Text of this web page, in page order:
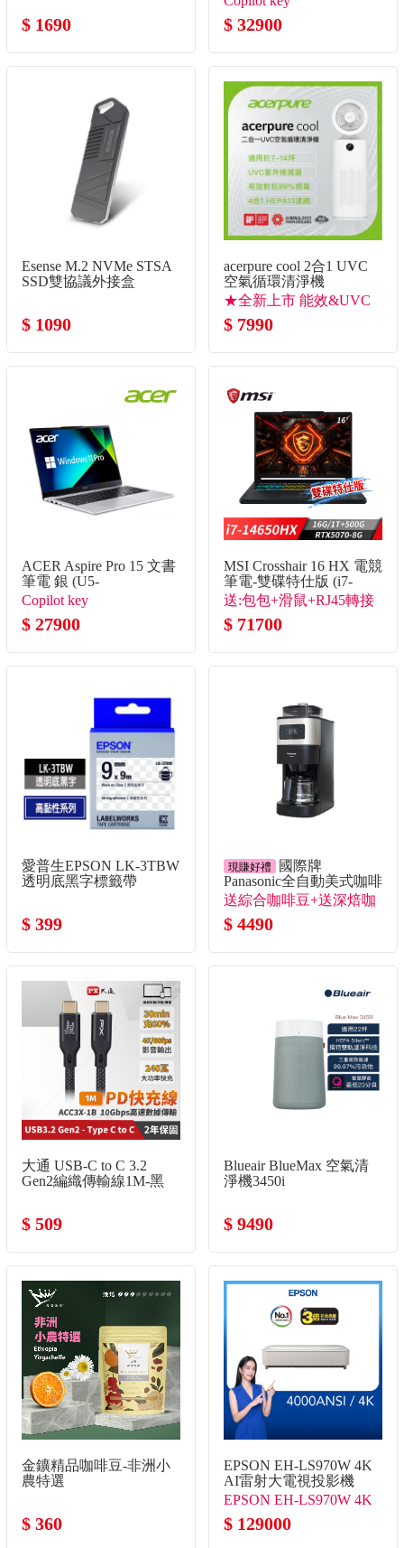
$ 1690
SSD/W11P)
$ 32900
Esense M.2 NVMe STSA
SSD雙協議外接盒
$ 1090
acerpure cool 2合1 UVC
空氣循環清淨機
★全新上市 能效&UVC
滅菌升級 ★
$ 7990
ACER Aspire Pro 15 文書
筆電 銀 (U5-
125H/8G+8G/512G
SSD/W11P)
Copilot key
$ 27900
MSI Crosshair 16 HX 電競
筆電-雙碟特仕版 (i7-
14650HX/16G/1T+500G/
8G/Win11)
送:包包+滑鼠+RJ45轉接
線+隨行杯
$ 71700
愛普生EPSON LK-3TBW
透明底黑字標籤帶
$ 399
現賺好禮
國際牌
Panasonic全自動美式咖啡
機
送綜合咖啡豆+送深焙咖
啡豆
$ 4490
大通 USB-C to C 3.2
Gen2編織傳輸線1M-黑
$ 509
Blueair BlueMax 空氣清
淨機3450i
$ 9490
金鑛精品咖啡豆-非洲小
農特選
$ 360
EPSON EH-LS970W 4K
AI雷射大電視投影機
EPSON EH-LS970W 4K
AI雷射大電視投影機
$ 129000